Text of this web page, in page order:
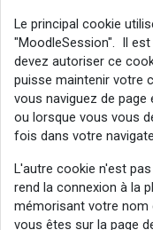
Le principal cookie
"MoodleSession". Il
devez autoriser ce
puisse maintenir votre
vous naviguez de page
ou lorsque vous vous
fois dans votre
L'autre cookie n'est pas
rend la connexion à la
mémorisant votre nom
vous êtes sur la page